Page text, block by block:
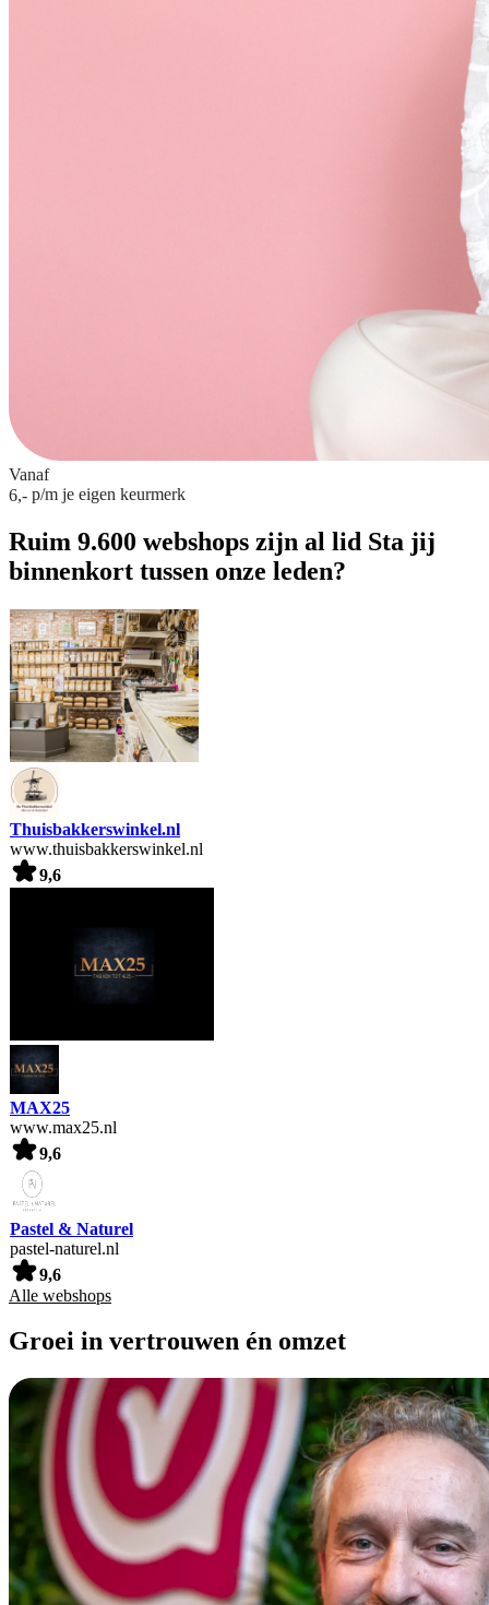
Vanaf
6,- p/m je eigen keurmerk
Ruim 9.600 webshops zijn al lid Sta jij
binnenkort tussen onze leden?
Thuisbakkerswinkel.nl
www.thuisbakkerswinkel.nl
9,6
MAX25
www.max25.nl
9,6
Pastel & Naturel
pastel-naturel.nl
9,6
Alle webshops
Groei in vertrouwen én omzet